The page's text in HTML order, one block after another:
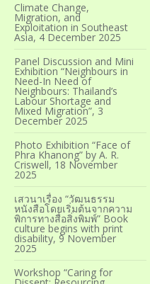
Climate Change,
Migration, and
Exploitation in Southeast
Asia, 4 December 2025
Panel Discussion and Mini
Exhibition “Neighbours in
Need-In Need of
Neighbours: Thailand’s
Labour Shortage and
Mixed Migration”, 3
December 2025
Photo Exhibition “Face of
Phra Khanong” by A. R.
Criswell, 18 November
2025
เสวนาเรื่อง “วัฒนธรรม
หนังสือโดยเริ่มต้นจากความ
พิการทางสื่อสิ่งพิมพ์” Book
culture begins with print
disability, 9 November
2025
Workshop “Caring for